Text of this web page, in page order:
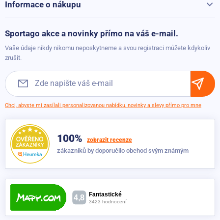
499 Kč
299 Kč
Dočasně nedostupné
Vak na jóga podložku Sportago Aztek
499 Kč Dočasně nedostupné
Informace o nákupu
Obchodní podmínky
Sportago akce a novinky přímo na váš e-mail.
Vaše údaje nikdy nikomu neposkytneme a svou registraci můžete kdykoliv
zrušit.
Chci, abyste mi zasílali personalizovanou nabídku, novinky a slevy přímo pro mne
100% zobrazit recenze
zákazníků by doporučilo obchod svým známým